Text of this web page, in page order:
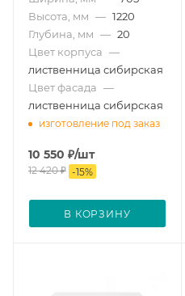
Высота, мм — 1220
Глубина, мм — 20
Цвет корпуса —
лиственница сибирская
Цвет фасада —
лиственница сибирская
изготовление под заказ
10 550 ₽/шт
12 420₽ -15%
В КОРЗИНУ